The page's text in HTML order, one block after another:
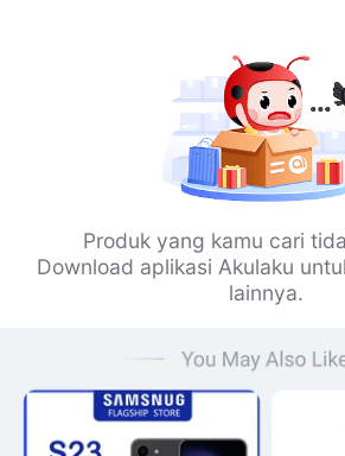
Produk yang kamu cari
Download aplikasi Akulaku
lainnya.